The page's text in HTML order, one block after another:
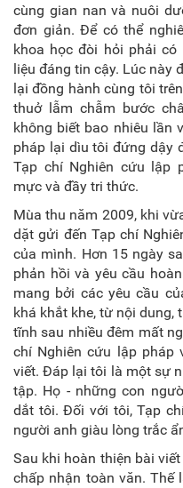
cùng gian nan và nuôi
đơn giản. Để có thể
khoa học đòi hỏi phải
liệu đáng tin cậy. Lúc này
lại đồng hành cùng tôi
thuở lẫm chẫm bước
không biết bao nhiêu lần
pháp lại dìu tôi đứng dậy
Tạp chí Nghiên cứu lập
mực và đầy tri thức.
Mùa thu năm 2009, khi
dặt gửi đến Tạp chí
của mình. Hơn 15 ngày
phản hồi và yêu cầu
mang bởi các yêu cầu
khá khắt khe, từ nội dung,
tĩnh sau nhiều đêm mất
chí Nghiên cứu lập pháp
viết. Đáp lại tôi là một sự
tập. Họ - những con
dắt tôi. Đối với tôi, Tạp
người anh giàu lòng trắc
Sau khi hoàn thiện bài
chấp nhận toàn văn. Thế